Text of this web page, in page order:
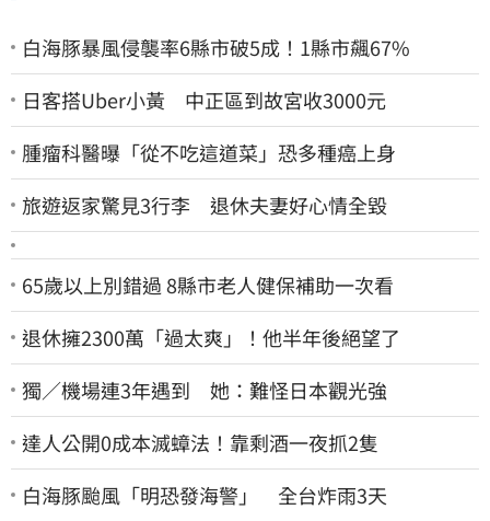
白海豚暴風侵襲率6縣市破5成！1縣市飆67%
日客搭Uber小黃 中正區到故宮收3000元
腫瘤科醫曝「從不吃這道菜」恐多種癌上身
旅遊返家驚見3行李 退休夫妻好心情全毀
65歲以上別錯過 8縣市老人健保補助一次看
退休擁2300萬「過太爽」！他半年後絕望了
獨／機場連3年遇到 她：難怪日本觀光強
達人公開0成本滅蟑法！靠剩酒一夜抓2隻
白海豚颱風「明恐發海警」 全台炸雨3天